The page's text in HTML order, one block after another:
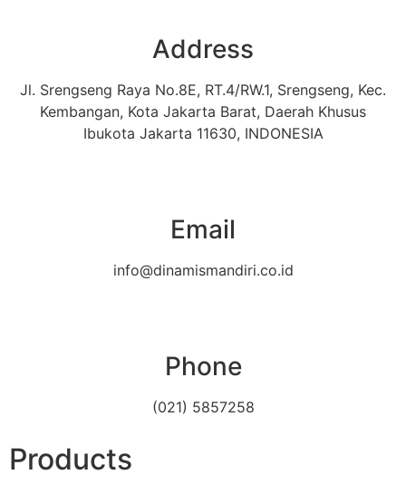
Address
Jl. Srengseng Raya No.8E, RT.4/RW.1, Srengseng, Kec.
Kembangan, Kota Jakarta Barat, Daerah Khusus
Ibukota Jakarta 11630, INDONESIA
Email
info@dinamismandiri.co.id
Phone
(021) 5857258
Products